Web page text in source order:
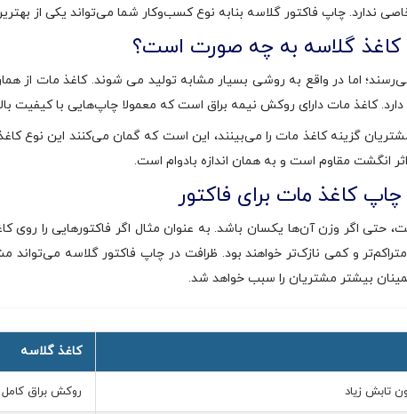
ندارد. چاپ فاکتور گلاسه بنابه نوع کسب‌وکار شما می‌تواند یکی از
کاغذ گلاسه به چه صورت است؟
اما در واقع به روشی بسیار مشابه تولید می شوند. کاغذ مات از
کاغذ مات دارای روکش نیمه براق است که معمولا چاپ‌هایی با کیفیت
گزینه کاغذ مات را می‌بینند، این است که گمان می‌کنند این
انگشت مقاوم است و به همان اندازه بادوام است.
کاغذ مات برای فاکتور
حتی اگر وزن آن‌ها یکسان باشد. به عنوان مثال اگر فاکتورهایی را
و کمی نازک‌تر خواهند بود. ظرافت در چاپ فاکتور گلاسه
بیشتر مشتریان را سبب خواهد شد.
کاغذ گلاسه
تابش زیاد روکش براق